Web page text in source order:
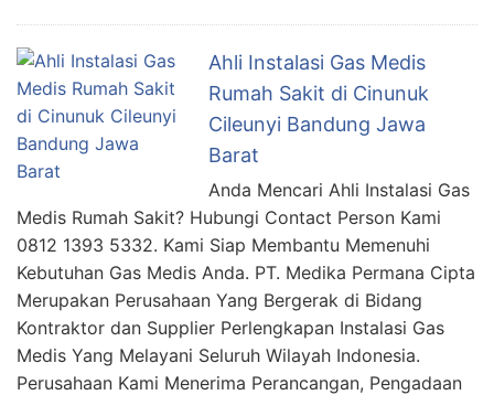
Ahli Instalasi Gas Medis
Rumah Sakit di Cinunuk
Cileunyi Bandung Jawa
Barat
Anda Mencari Ahli Instalasi Gas
Medis Rumah Sakit? Hubungi Contact Person Kami
0812 1393 5332. Kami Siap Membantu Memenuhi
Kebutuhan Gas Medis Anda. PT. Medika Permana Cipta
Merupakan Perusahaan Yang Bergerak di Bidang
Kontraktor dan Supplier Perlengkapan Instalasi Gas
Medis Yang Melayani Seluruh Wilayah Indonesia.
Perusahaan Kami Menerima Perancangan, Pengadaan